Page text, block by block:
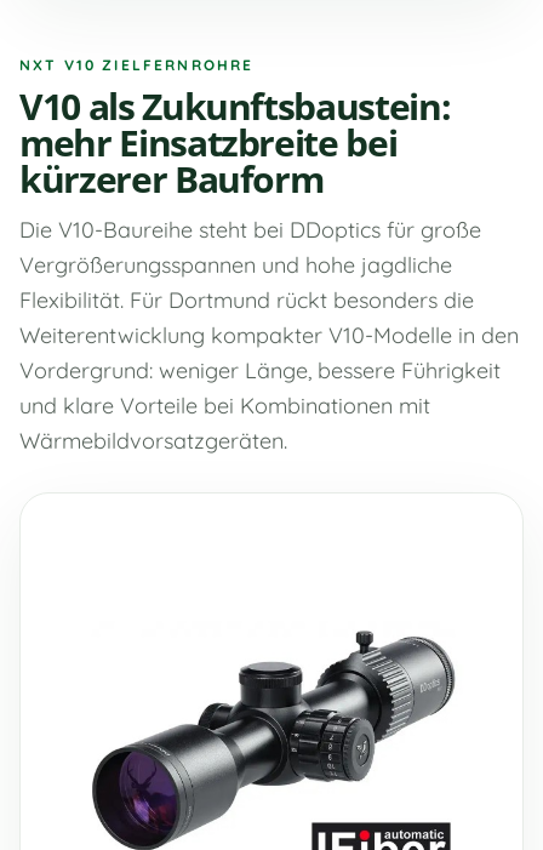
NXT V10 ZIELFERNROHRE
V10 als Zukunftsbaustein:
mehr Einsatzbreite bei
kürzerer Bauform
Die V10-Baureihe steht bei DDoptics für große
Vergrößerungsspannen und hohe jagdliche
Flexibilität. Für Dortmund rückt besonders die
Weiterentwicklung kompakter V10-Modelle in den
Vordergrund: weniger Länge, bessere Führigkeit
und klare Vorteile bei Kombinationen mit
Wärmebildvorsatzgeräten.